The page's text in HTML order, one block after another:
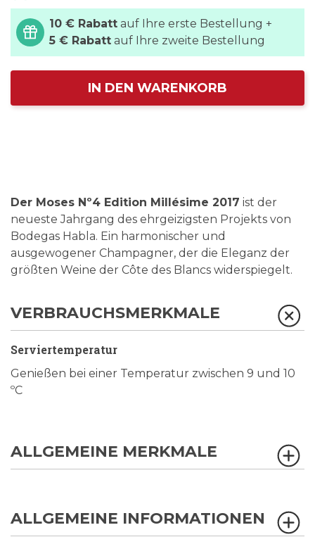
10 € Rabatt auf Ihre erste Bestellung +
5 € Rabatt auf Ihre zweite Bestellung
IN DEN WARENKORB
Der Moses Nº4 Edition Millésime 2017 ist der
neueste Jahrgang des ehrgeizigsten Projekts von
Bodegas Habla. Ein harmonischer und
ausgewogener Champagner, der die Eleganz der
größten Weine der Côte des Blancs widerspiegelt.
VERBRAUCHSMERKMALE
Serviertemperatur
Genießen bei einer Temperatur zwischen 9 und 10
ºC
ALLGEMEINE MERKMALE
ALLGEMEINE INFORMATIONEN